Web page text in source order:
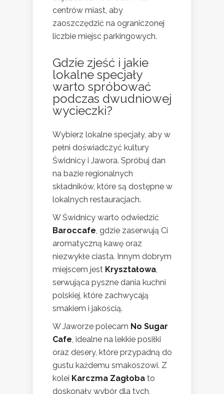
centrów miast, aby
zaoszczędzić na ograniczonej
liczbie miejsc parkingowych.
Gdzie zjeść i jakie
lokalne specjały
warto spróbować
podczas dwudniowej
wycieczki?
Wybierz lokalne specjały, aby w
pełni doświadczyć kultury
Świdnicy i Jawora. Spróbuj dan
na bazie regionalnych
składników, które są dostępne w
lokalnych restauracjach.
W Świdnicy warto odwiedzić
Baroccafe , gdzie zaserwują Ci
aromatyczną kawę oraz
niezwykłe ciasta. Innym dobrym
miejscem jest Kryształowa
serwująca pyszne dania kuchni
polskiej, które zachwycają
smakiem i jakością.
W Jaworze polecam No Sugar
Cafe , idealne na lekkie posiłki
oraz desery, które przypadną do
gustu każdemu smakoszowi. Z
kolei Karczma Zagłoba to
doskonały wybór dla tych,